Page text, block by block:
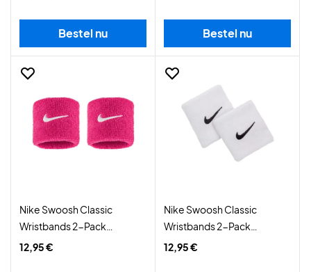
Bestel nu Bestel nu
Nike Swoosh Classic
Wristbands 2-Pack
Pink/White
12,95 €
Nike Swoosh Classic
Wristbands 2-Pack
White/Black
12,95 €